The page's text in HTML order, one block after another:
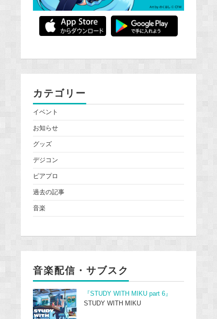
カテゴリー
イベント
お知らせ
グッズ
デジコン
ピアプロ
過去の記事
音楽
音楽配信・サブスク
『STUDY WITH MIKU part 6』
STUDY WITH MIKU